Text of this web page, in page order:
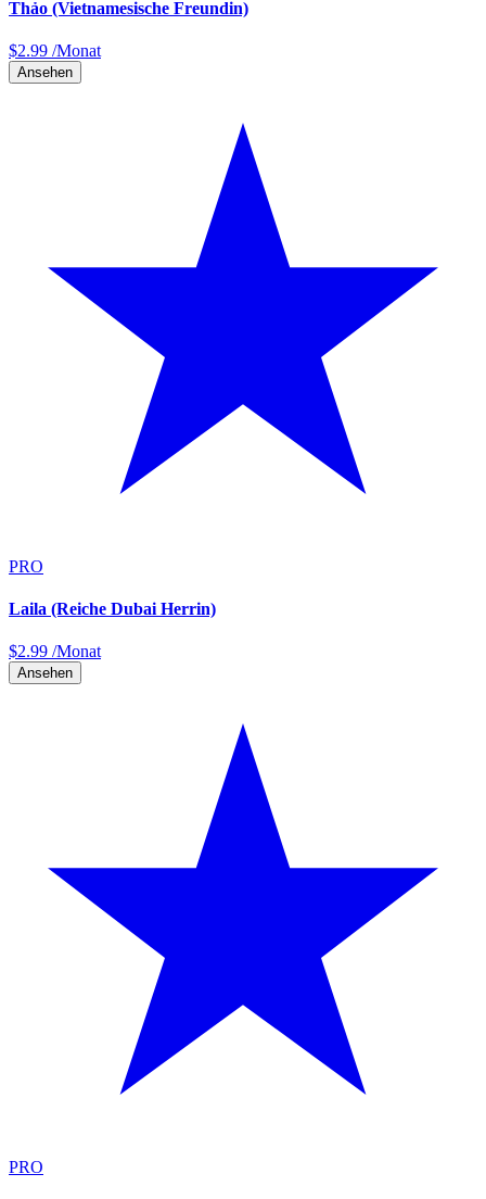
Thảo (Vietnamesische Freundin)
$2.99 /Monat
Ansehen
PRO
Laila (Reiche Dubai Herrin)
$2.99 /Monat
Ansehen
PRO